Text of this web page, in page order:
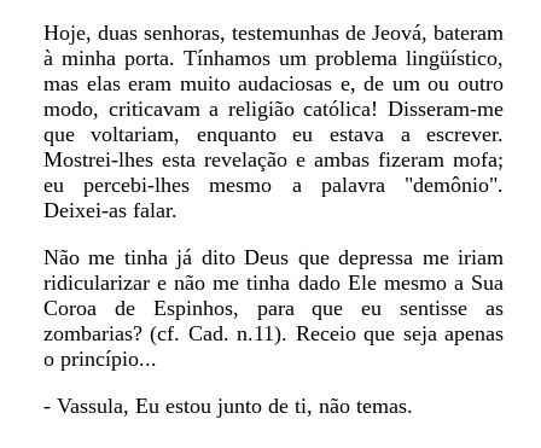
Hoje, duas senhoras, testemunhas de Jeová, bateram
à minha porta. Tínhamos um problema lingüístico,
mas elas eram muito audaciosas e, de um ou outro
modo, criticavam a religião católica! Disseram-me
que voltariam, enquanto eu estava a escrever.
Mostrei-lhes esta revelação e ambas fizeram mofa;
eu percebi-lhes mesmo a palavra "demônio".
Deixei-as falar.
Não me tinha já dito Deus que depressa me iriam
ridicularizar e não me tinha dado Ele mesmo a Sua
Coroa de Espinhos, para que eu sentisse as
zombarias? (cf. Cad. n.11). Receio que seja apenas
o princípio...
- Vassula, Eu estou junto de ti, não temas.